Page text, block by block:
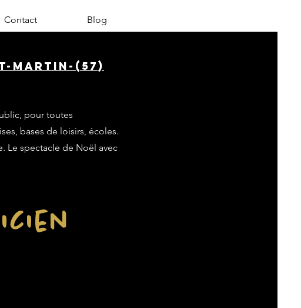
Contact Blog
martin-(57)
pour toutes
bases de loisirs, écoles.
Le spectacle de Noël avec